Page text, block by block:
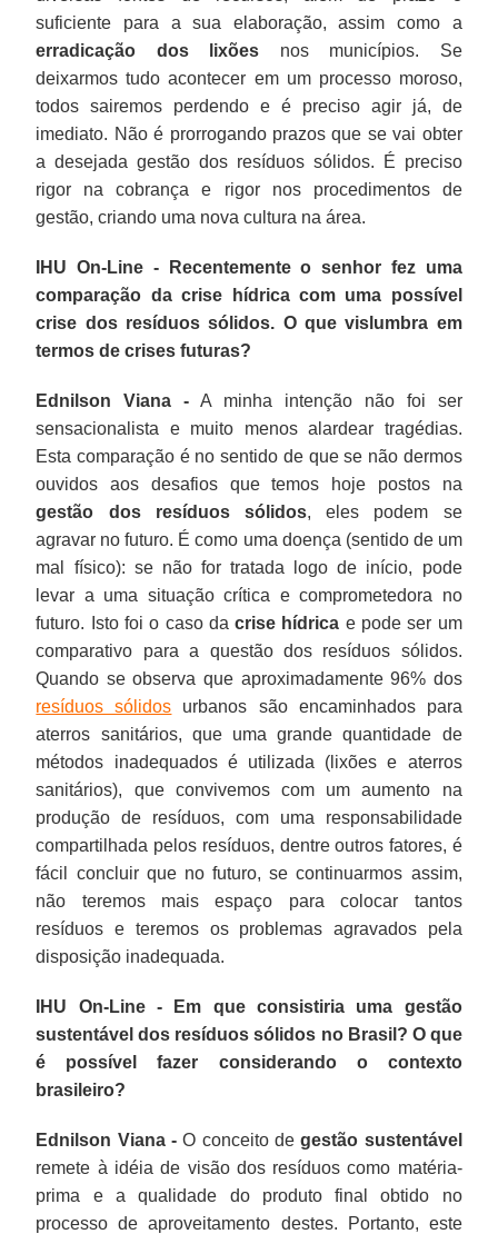
suficiente para a sua elaboração, assim como a
erradicação dos lixões nos municípios. Se
deixarmos tudo acontecer em um processo moroso,
todos sairemos perdendo e é preciso agir já, de
imediato. Não é prorrogando prazos que se vai obter
a desejada gestão dos resíduos sólidos. É preciso
rigor na cobrança e rigor nos procedimentos de
gestão, criando uma nova cultura na área.
IHU On-Line - Recentemente o senhor fez uma
comparação da crise hídrica com uma possível
crise dos resíduos sólidos. O que vislumbra em
termos de crises futuras?
Ednilson Viana - A minha intenção não foi ser
sensacionalista e muito menos alardear tragédias.
Esta comparação é no sentido de que se não dermos
ouvidos aos desafios que temos hoje postos na
gestão dos resíduos sólidos, eles podem se
agravar no futuro. É como uma doença (sentido de um
mal físico): se não for tratada logo de início, pode
levar a uma situação crítica e comprometedora no
futuro. Isto foi o caso dacrise hídrica e pode ser um
comparativo para a questão dos resíduos sólidos.
Quando se observa que aproximadamente 96% dos
resíduos sólidos urbanos são encaminhados para
aterros sanitários, que uma grande quantidade de
métodos inadequados é utilizada (lixões e aterros
sanitários), que convivemos com um aumento na
produção de resíduos, com uma responsabilidade
compartilhada pelos resíduos, dentre outros fatores, é
fácil concluir que no futuro, se continuarmos assim,
não teremos mais espaço para colocar tantos
resíduos e teremos os problemas agravados pela
disposição inadequada.
IHU On-Line - Em que consistiria uma gestão
sustentável dos resíduos sólidos no Brasil? O que
é possível fazer considerando o contexto
brasileiro?
Ednilson Viana - O conceito degestão sustentável
remete à idéia de visão dos resíduos como matéria-
prima e a qualidade do produto final obtido no
processo de aproveitamento destes. Portanto, este